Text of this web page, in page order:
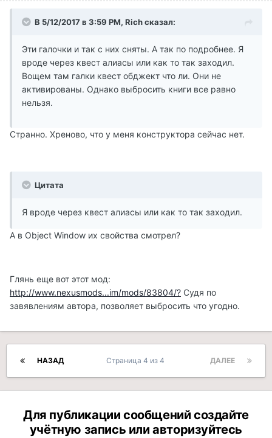
В 5/12/2017 в 3:59 PM, Rich сказал:
Эти галочки и так с них сняты. А так по подробнее. Я
вроде через квест алиасы или как то так заходил.
Вощем там галки квест обджект что ли. Они не
активированы. Однако выбросить книги все равно
нельзя.
Странно. Хреново, что у меня конструктора сейчас нет.
Цитата
Я вроде через квест алиасы или как то так заходил.
А в Object Window их свойства смотрел?
Глянь еще вот этот мод:
http://www.nexusmods...im/mods/83804/? Судя по
завявлениям автора, позволяет выбросить что угодно.
НАЗАД ДАЛЕЕ
Страница 4 из 4
Для публикации сообщений создайте
учётную запись или авторизуйтесь